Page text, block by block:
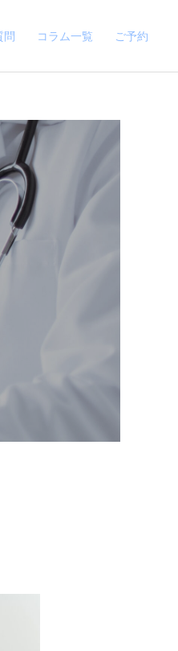
問 コラム一覧 ご予約